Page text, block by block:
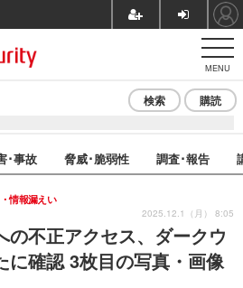
MENU
検索 購読
･事故 脅威･脆弱性 調査･報告
の不正アクセス、ダークウ
に確認 3枚目の写真・画像
情報漏えい
2025.12.1（月） 8:05